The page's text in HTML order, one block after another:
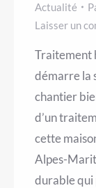
Actualité
Laisser un
Traitement
démarre la
chantier
d’un
cette
Alpes-
durable qui